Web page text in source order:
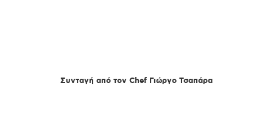
Συνταγή από τον Chef Γιώργο Τσαπάρα